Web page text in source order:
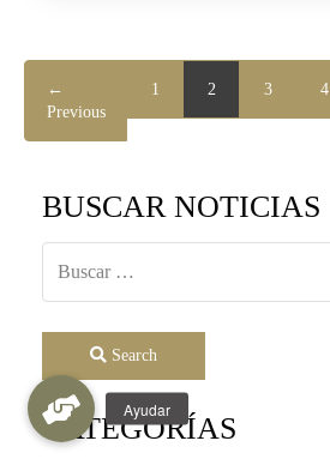
←
Previous
1 2 3 4
BUSCAR NOTICIAS
Search
CATEGORÍAS